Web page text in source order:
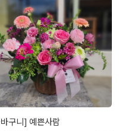
구니] 예쁜사람